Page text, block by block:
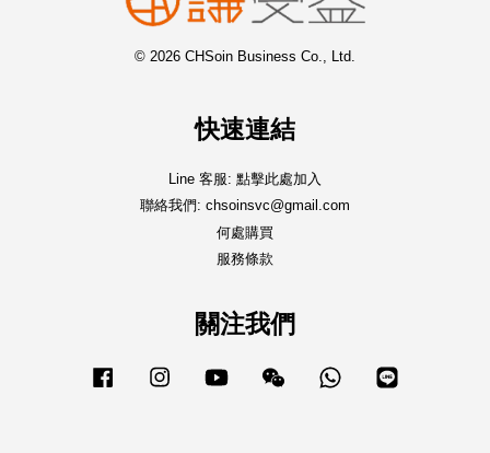
© 2026 CHSoin Business Co., Ltd.
快速連結
Line 客服: 點擊此處加入
聯絡我們: chsoinsvc@gmail.com
何處購買
服務條款
關注我們
Facebook Instagram YouTube Wechat Whatsapp